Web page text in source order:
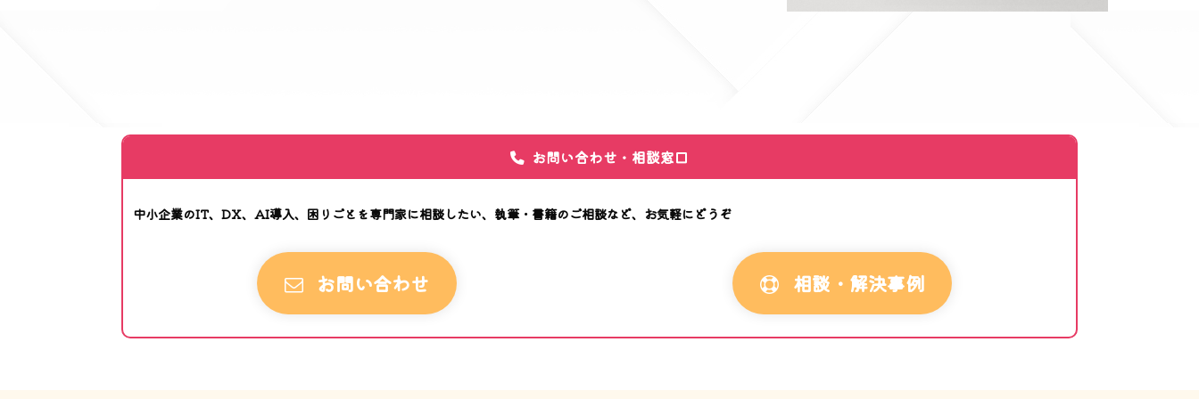
お問い合わせ・相談窓口
中小企業のIT、DX、AI導入、困りごとを専門家に相談したい、執筆・書籍のご相談など、お気軽にどうぞ
お問い合わせ 相談・解決事例